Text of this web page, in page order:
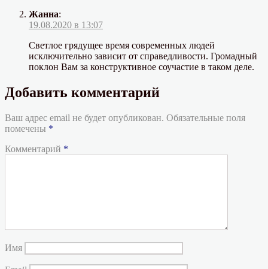
Жанна:
19.08.2020 в 13:07
Светлое грядущее время современных людей
исключительно зависит от справедливости. Громадный
поклон Вам за конструктивное соучастие в таком деле.
Добавить комментарий
Ваш адрес email не будет опубликован. Обязательные поля
помечены *
Комментарий *
Имя